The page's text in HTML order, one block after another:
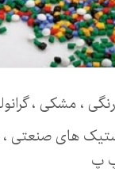
، مشکی ،
های صنعتی ،
پ پ